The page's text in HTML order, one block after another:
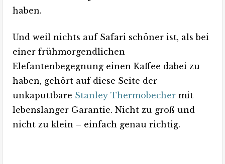
haben.
Und weil nichts auf Safari schöner ist, als bei
einer frühmorgendlichen
Elefantenbegegnung einen Kaffee dabei zu
haben, gehört auf diese Seite der
unkaputtbare Stanley Thermobecher mit
lebenslanger Garantie. Nicht zu groß und
nicht zu klein – einfach genau richtig.